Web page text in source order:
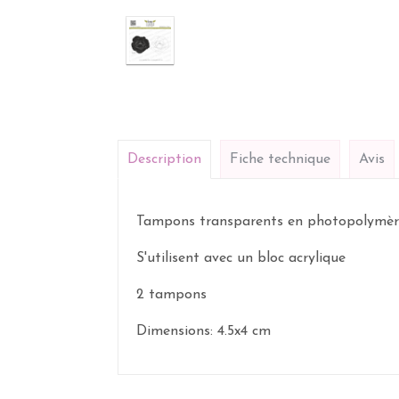
Description Fiche technique Avis
Tampons transparents en
S'utilisent avec un bloc acrylique
2 tampons
Dimensions: 4.5x4 cm